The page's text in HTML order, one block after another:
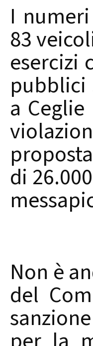
I
83
esercizi
pubblici
a
di
Non è
del